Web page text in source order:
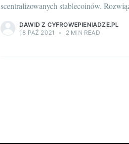
scentralizowanych stablecoinów.
DAWID Z CYFROWEPIENIADZE.PL
18 PAŹ 2021
• 2 MIN READ